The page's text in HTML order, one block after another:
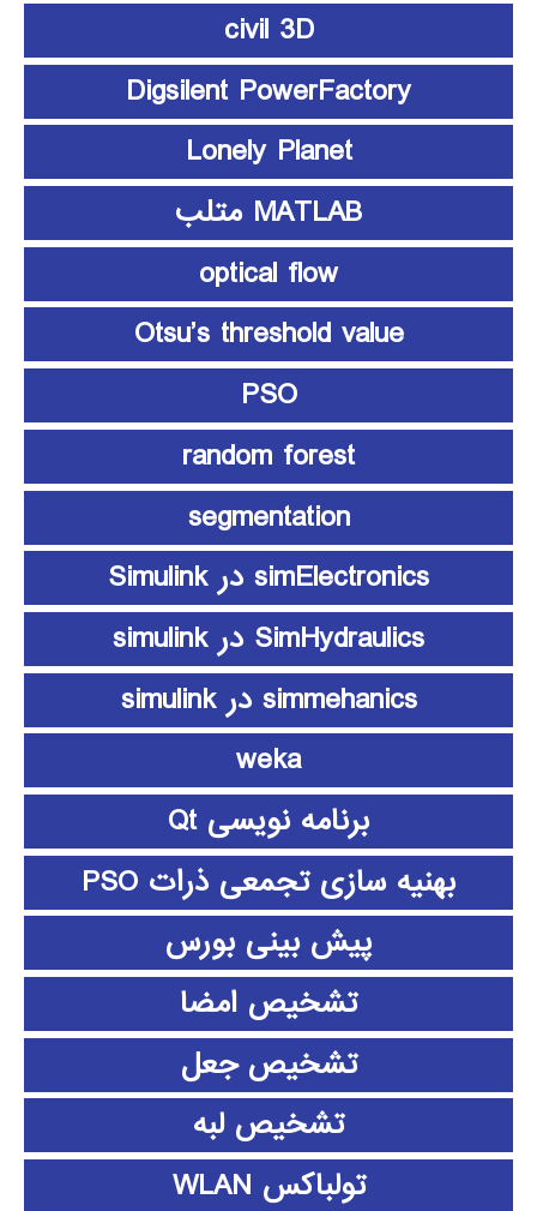
civil 3D
Digsilent PowerFactory
Lonely Planet
MATLAB متلب
optical flow
Otsu’s threshold value
PSO
random forest
segmentation
simElectronics در Simulink
SimHydraulics در simulink
simmehanics در simulink
weka
برنامه نویسی Qt
بهنیه سازی تجمعی ذرات PSO
پیش بینی بورس
تشخیص امضا
تشخیص جعل
تشخیص لبه
تولباکس WLAN